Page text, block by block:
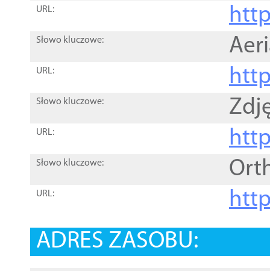
URL:
Słowo kluczowe:
URL:
Słowo kluczowe:
URL:
Słowo kluczowe:
URL:
ADRES ZASOBU: